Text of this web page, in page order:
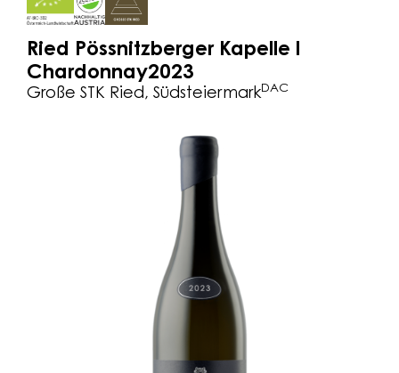
Ried Pössnitzberger Kapelle l
Chardonnay2023
Große STK Ried, SüdsteiermarkDAC